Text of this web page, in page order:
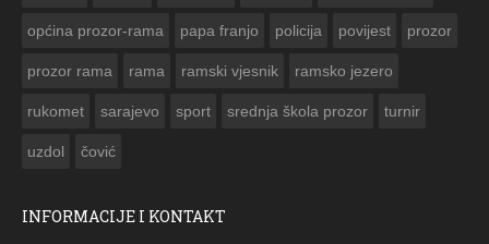
općina prozor-rama papa franjo policija povijest prozor
prozor rama rama ramski vjesnik ramsko jezero
rukomet sarajevo sport srednja škola prozor turnir
uzdol čović
INFORMACIJE I KONTAKT